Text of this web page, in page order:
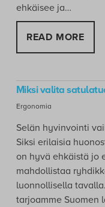
ehkäisee ja…
READ MORE
Miksi valita
Ergonomia
Selän hyvinvointi
Siksi erilaisia
on hyvä ehkäistä jo
mahdollistaa
luonnollisella
tarjoamme Suomen